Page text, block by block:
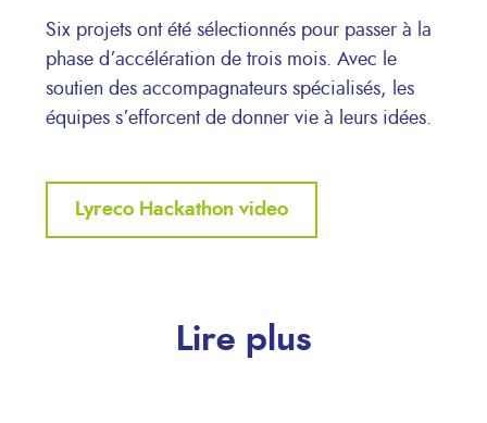
Six projets ont été sélectionnés pour passer à la
phase d’accélération de trois mois. Avec le
soutien des accompagnateurs spécialisés, les
équipes s’efforcent de donner vie à leurs idées.
Lyreco Hackathon video
Lire plus